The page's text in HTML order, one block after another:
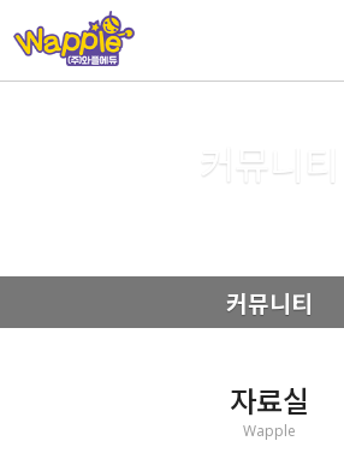
커뮤니티
커뮤니티
자료실
Wapple